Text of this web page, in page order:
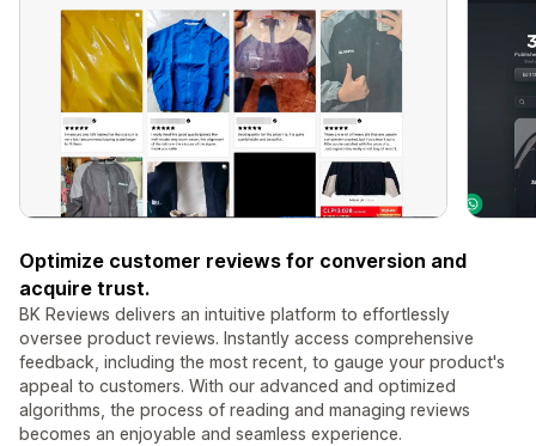
Optimize customer reviews for conversion and
acquire trust.
BK Reviews delivers an intuitive platform to effortlessly
oversee product reviews. Instantly access comprehensive
feedback, including the most recent, to gauge your product's
appeal to customers. With our advanced and optimized
algorithms, the process of reading and managing reviews
becomes an enjoyable and seamless experience.